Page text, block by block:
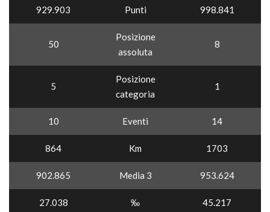
929.903 Punti 998.841
50
Posizione
assoluta
8
5
Posizione
categoria
1
10 Eventi 14
864 Km 1703
902.865 Media 3 953.624
27.038 ‰ 45.217